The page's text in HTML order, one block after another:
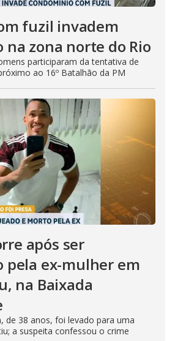
fuzil invadem
zona norte do Rio
participaram da tentativa de
ao 16º Batalhão da PM
após ser
pela ex-mulher em
na Baixada
de 38 anos, foi levado para uma
a suspeita confessou o crime